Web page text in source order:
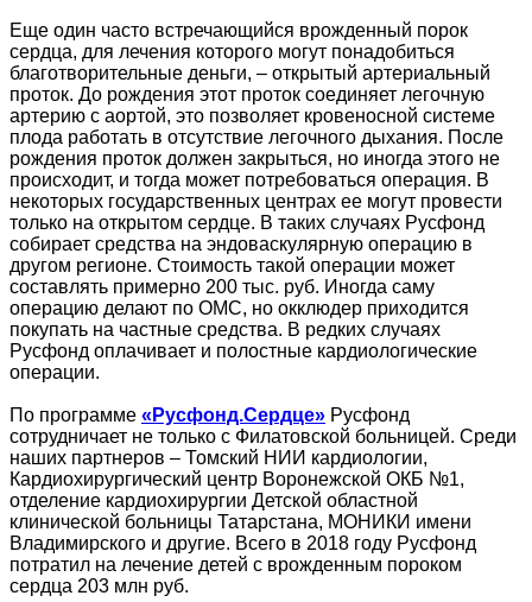
Еще один часто встречающийся врожденный порок
сердца, для лечения которого могут понадобиться
благотворительные деньги, – открытый артериальный
проток. До рождения этот проток соединяет легочную
артерию с аортой, это позволяет кровеносной системе
плода работать в отсутствие легочного дыхания. После
рождения проток должен закрыться, но иногда этого не
происходит, и тогда может потребоваться операция. В
некоторых государственных центрах ее могут провести
только на открытом сердце. В таких случаях Русфонд
собирает средства на эндоваскулярную операцию в
другом регионе. Стоимость такой операции может
составлять примерно 200 тыс. руб. Иногда саму
операцию делают по ОМС, но окклюдер приходится
покупать на частные средства. В редких случаях
Русфонд оплачивает и полостные кардиологические
операции.
По программе «Русфонд.Сердце» Русфонд
сотрудничает не только с Филатовской больницей. Среди
наших партнеров – Томский НИИ кардиологии,
Кардиохирургический центр Воронежской ОКБ №1,
отделение кардиохирургии Детской областной
клинической больницы Татарстана, МОНИКИ имени
Владимирского и другие. Всего в 2018 году Русфонд
потратил на лечение детей с врожденным пороком
сердца 203 млн руб.